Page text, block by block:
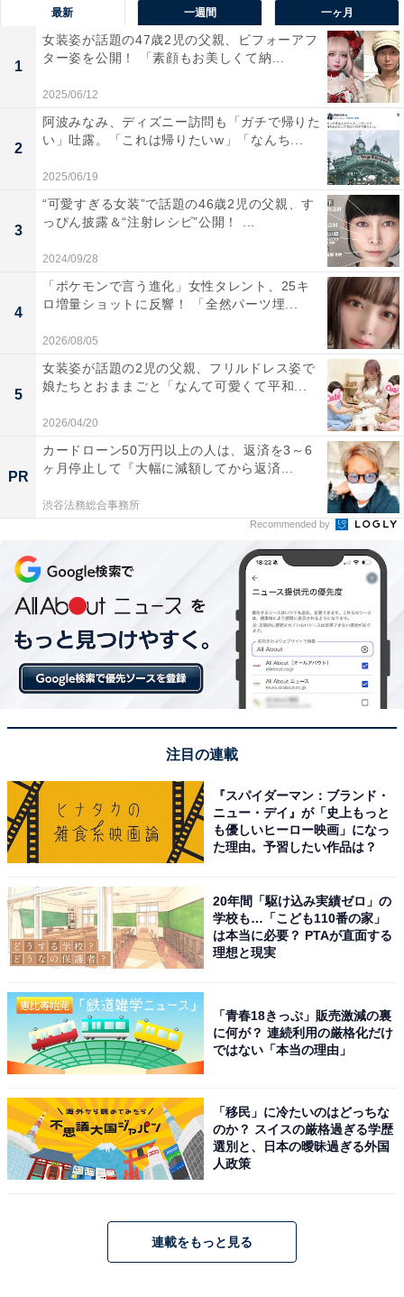
最新 一週間 一ヶ月
1
女装姿が話題の47歳2児の父親、ビフォーアフ
ター姿を公開！ 「素顔もお美しくて納...
2025/06/12
2
阿波みなみ、ディズニー訪問も「ガチで帰りた
い」吐露。「これは帰りたいw」「なんち...
2025/06/19
3
“可愛すぎる女装”で話題の46歳2児の父親、す
っぴん披露＆“注射レシピ”公開！ ...
2024/09/28
4
「ポケモンで言う進化」女性タレント、25キ
ロ増量ショットに反響！ 「全然パーツ埋...
2026/08/05
5
女装姿が話題の2児の父親、フリルドレス姿で
娘たちとおままごと「なんて可愛くて平和...
2026/04/20
PR
カードローン50万円以上の人は、返済を3～6
ヶ月停止して『大幅に減額してから返済...
渋谷法務総合事務所
Recommended by
注目の連載
『スパイダーマン：ブランド・
ニュー・デイ』が「史上もっと
も優しいヒーロー映画」になっ
た理由。予習したい作品は？
20年間「駆け込み実績ゼロ」の
学校も…「こども110番の家」
は本当に必要？ PTAが直面する
理想と現実
「青春18きっぷ」販売激減の裏
に何が？ 連続利用の厳格化だけ
ではない「本当の理由」
「移民」に冷たいのはどっちな
のか？ スイスの厳格過ぎる学歴
選別と、日本の曖昧過ぎる外国
人政策
連載をもっと見る